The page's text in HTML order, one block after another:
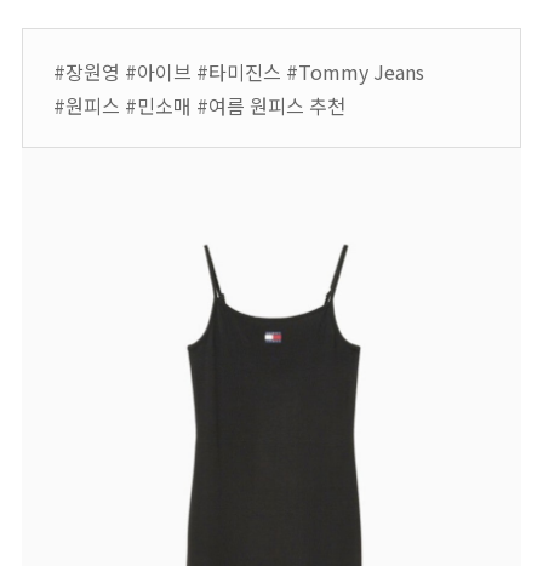
#장원영 #아이브 #타미진스 #Tommy Jeans
#원피스 #민소매 #여름 원피스 추천